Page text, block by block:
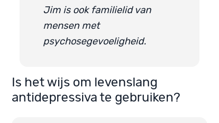
Jim is ook familielid van
mensen met
psychosegevoeligheid.
Is het wijs om levenslang
antidepressiva te gebruiken?